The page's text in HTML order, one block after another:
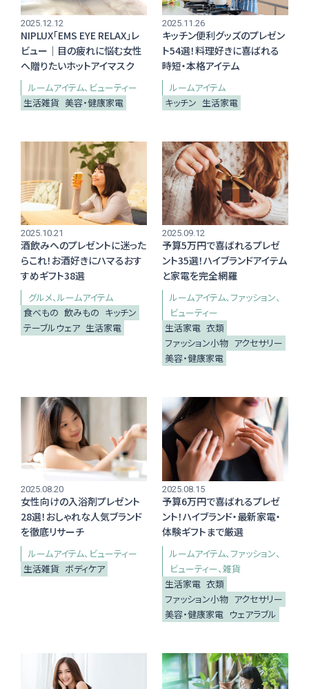
PERSON
札" プレゼント ‐ 美容師の場合
"職業" に着目したプレゼント
ピックアップ記事から探す
ギフト体験の提案
TOKYO街歩き
おくりもの
研究室
運営メンバー紹介
運営会社
利用規約 プライバシーポリシー
お問い合わせ
2025.12.12
NIPLUX「EMS EYE RELAX」レ
ビュー｜目の疲れに悩む女性
へ贈りたいホットアイマスク
ルームアイテム ビューティー
生活雑貨 美容・健康家電
2025.11.26
キッチン便利グッズのプレゼン
ト54選！料理好きに喜ばれる
時短・本格アイテム
ルームアイテム
キッチン 生活家電
2025.10.21
酒飲みへのプレゼントに迷った
らこれ！お酒好きにハマるおす
すめギフト38選
グルメ ルームアイテム
食べもの 飲みもの キッチン
テーブルウェア 生活家電
2025.09.12
予算5万円で喜ばれるプレゼ
ント35選！ハイブランドアイテム
と家電を完全網羅
ルームアイテム ファッション
ビューティー
生活家電 衣類
ファッション小物 アクセサリー
美容・健康家電
2025.08.20
女性向けの入浴剤プレゼント
28選！おしゃれな人気ブランド
を徹底リサーチ
ルームアイテム ビューティー
生活雑貨 ボディケア
2025.08.15
予算6万円で喜ばれるプレゼ
ント！ハイブランド・最新家電・
体験ギフトまで厳選
ルームアイテム ファッション
ビューティー 雑貨
生活家電 衣類
ファッション小物 アクセサリー
美容・健康家電 ウェアラブル